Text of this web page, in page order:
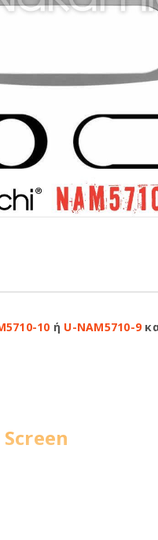
10 ή U-NAM5710-9